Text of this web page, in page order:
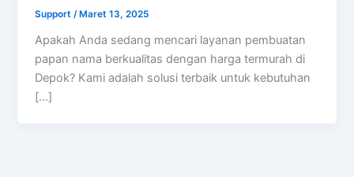
Support/ Maret 13, 2025
Apakah Anda sedang mencari layanan pembuatan
papan nama berkualitas dengan harga termurah di
Depok? Kami adalah solusi terbaik untuk kebutuhan
[…]